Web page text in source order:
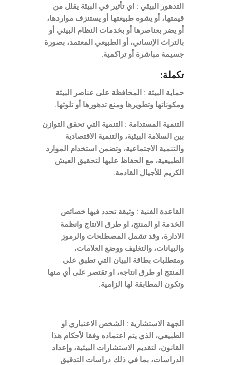
التدهور البيئي : اي تأثير في البيئة يقلل من
قيمتها، أو يشوه طبيعتها أو يستنزف مواردها،
أو يضر بعناصرها أو بخدمات النظام البيئي أو
بالتراث الإنساني، أو الطبيعي المعتمد، بصورة
جسيمة مباشرة أو تراكمية.
تكملة:
حماية البيئة : المحافظة على عناصر البيئة
ومكوناتها وتطويرها ومنع تدهورها أو تلوثها.
التنمية المستدامة : التنمية التي تحقق التوازن
بين السلامة البيئية، والتنمية الاقتصادية
والتنمية الاجتماعية، وتضمن استخدام الموارد
الطبيعية، مع الحفاظ عليها لتحقيق العيش
الكريم للأجيال القادمة.
القاعدة الفنية : وثيقة تحدد فيها خصائص
الخدمة او المنتج، او طرق الانتاج وانظمة
الادارة، وقد تشمل المصطلحات والرموز
والبيانات، والتغليف ووضع العلامات،
ومتطلبات بطاقة البيان التي تطبق على
المنتج او طرق انتاجه، او تقتصر على أي منها
وتكون المطابقة لها الزامية.
الجهة الاستشارية : الشخص الاعتباري او
الطبيعي، الذي يتم اعتماده وفقا لأحكام هذا
القانون، لتقديم الاستشارات البيئية، وإعداد
الدراسات، بما في ذلك دراسات التدقيق